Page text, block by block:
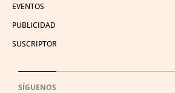
EVENTOS
PUBLICIDAD
SUSCRIPTOR
SÍGUENOS